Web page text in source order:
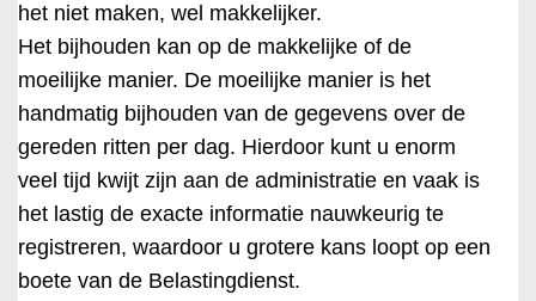
het niet maken, wel makkelijker.
Het bijhouden kan op de makkelijke of de
moeilijke manier. De moeilijke manier is het
handmatig bijhouden van de gegevens over de
gereden ritten per dag. Hierdoor kunt u enorm
veel tijd kwijt zijn aan de administratie en vaak is
het lastig de exacte informatie nauwkeurig te
registreren, waardoor u grotere kans loopt op een
boete van de Belastingdienst.